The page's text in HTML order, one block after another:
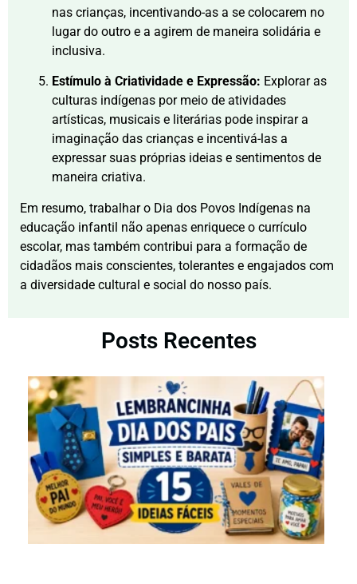
nas crianças, incentivando-as a se colocarem no
lugar do outro e a agirem de maneira solidária e
inclusiva.
Estímulo à Criatividade e Expressão: Explorar as
culturas indígenas por meio de atividades
artísticas, musicais e literárias pode inspirar a
imaginação das crianças e incentivá-las a
expressar suas próprias ideias e sentimentos de
maneira criativa.
Em resumo, trabalhar o Dia dos Povos Indígenas na
educação infantil não apenas enriquece o currículo
escolar, mas também contribui para a formação de
cidadãos mais conscientes, tolerantes e engajados com
a diversidade cultural e social do nosso país.
Posts Recentes